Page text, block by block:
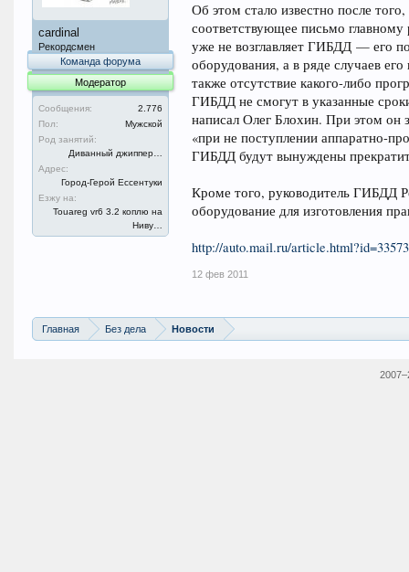
cardinal
Рекордсмен
Команда форума
Модератор
Сообщения:
2.776
Пол:
Мужской
Род занятий:
Диванный джиппер…
Адрес:
Город-Герой Ессентуки
Езжу на:
Touareg vr6 3.2 коплю на
Ниву…
Об этом стало известно после
соответствующее письмо
уже не возглавляет ГИБДД — его
оборудования, а в ряде случаев
также отсутствие какого-либо
ГИБДД не смогут в указанные
написал Олег Блохин. При этом он
«при не поступлении аппаратно-
ГИБДД будут вынуждены
Кроме того, руководитель ГИБДД
оборудование для изготовления
http://auto.mail.ru/article.html?id=33573
12 фев 2011
Главная Без дела Новости
2007–